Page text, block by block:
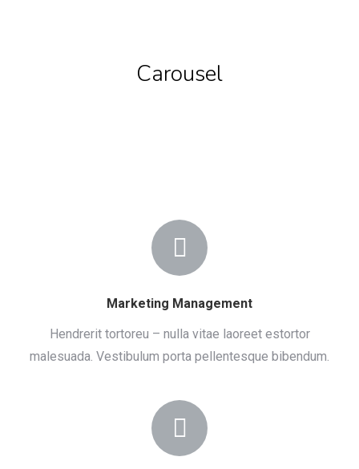
Carousel
Marketing Management
Hendrerit tortoreu – nulla vitae laoreet estortor
malesuada. Vestibulum porta pellentesque bibendum.